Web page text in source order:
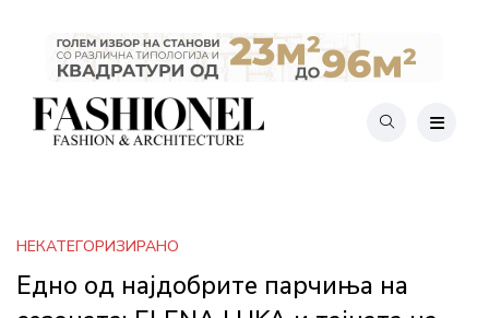
НЕКАТЕГОРИЗИРАНО
Едно од наjдобрите парчиња на